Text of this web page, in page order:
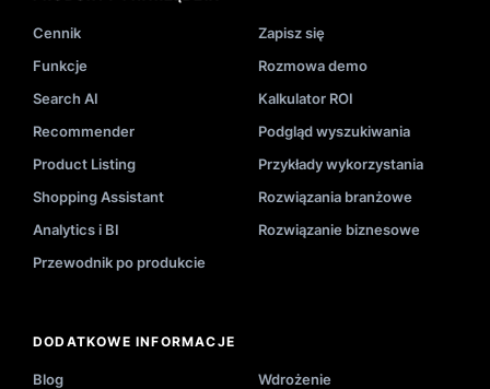
Cennik
Zapisz się
Funkcje
Rozmowa demo
Search AI
Kalkulator ROI
Recommender
Podgląd wyszukiwania
Product Listing
Przykłady wykorzystania
Shopping Assistant
Rozwiązania branżowe
Analytics i BI
Rozwiązanie biznesowe
Przewodnik po produkcie
DODATKOWE INFORMACJE
Blog
Wdrożenie